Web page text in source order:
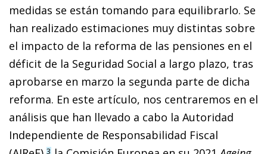
medidas se están tomando para equilibrarlo. Se
han realizado estimaciones muy distintas sobre
el impacto de la reforma de las pensiones en el
déficit de la Seguridad Social a largo plazo, tras
aprobarse en marzo la segunda parte de dicha
reforma. En este artículo, nos centraremos en el
análisis que han llevado a cabo la Autoridad
Independiente de Responsabilidad Fiscal
3